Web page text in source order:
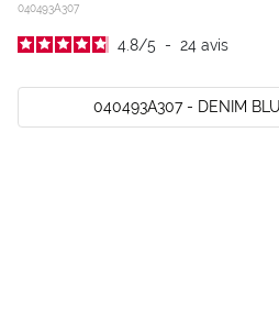
040493A307
4.8/5 - 24 avis
040493A307 - DENIM